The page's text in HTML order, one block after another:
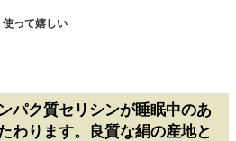
使って嬉しい
パク質セリシンが睡眠中のあ
わります。良質な絹の産地と